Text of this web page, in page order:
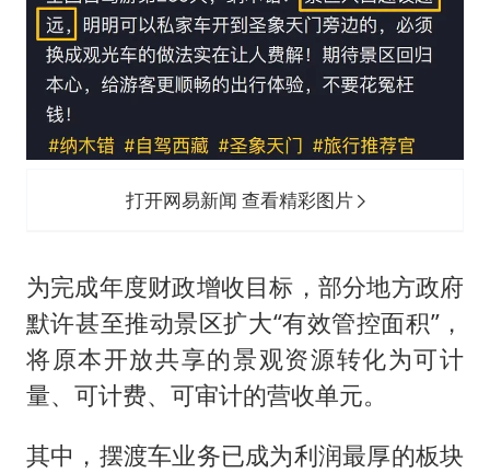
打开网易新闻 查看精彩图片
为完成年度财政增收目标，部分地方政府
默许甚至推动景区扩大“有效管控面积”，
将原本开放共享的景观资源转化为可计
量、可计费、可审计的营收单元。
其中，摆渡车业务已成为利润最厚的板块